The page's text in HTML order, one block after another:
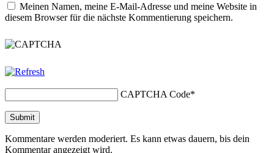
Meinen Namen, meine E-Mail-Adresse und meine Website in
diesem Browser für die nächste Kommentierung speichern.
CAPTCHA Code*
Kommentare werden moderiert. Es kann etwas dauern, bis dein
Kommentar angezeigt wird.